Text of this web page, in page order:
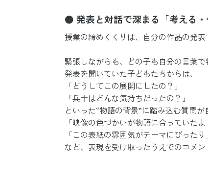
● 発表と対話で深まる「考える・
授業の締めくくりは、自分の作品の発表
緊張しながらも、どの子も自分の言葉
発表を聞いていた子どもたちからは、
「どうしてこの展開にしたの？」
「兵十はどんな気持ちだったの？」
といった“物語の背景”に踏み込む質問が
「映像の色づかいが物語に合っていたよ」
「この表紙の雰囲気がテーマにぴったり」
など、表現を受け取ったうえでのコメン